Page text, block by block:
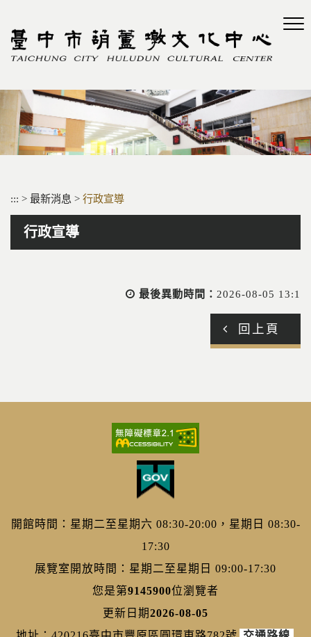
區
::: > 最新消息 > 行政宣導
行政宣導
最後異動時間： 2026-08-05 13:1
回上頁
開館時間：星期二至星期六 08:30-20:00，星期日 08:30-
17:30
展覽室開放時間：星期二至星期日 09:00-17:30
您是第9145900位瀏覽者
更新日期2026-08-05